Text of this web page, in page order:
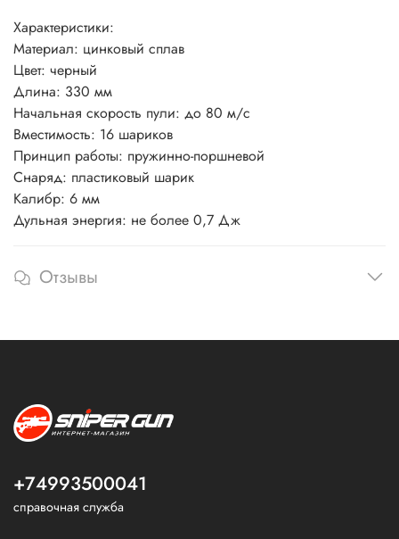
Характеристики:
Материал: цинковый сплав
Цвет: черный
Длина: 330 мм
Начальная скорость пули: до 80 м/с
Вместимость: 16 шариков
Принцип работы: пружинно-поршневой
Снаряд: пластиковый шарик
Калибр: 6 мм
Дульная энергия: не более 0,7 Дж
Отзывы
+74993500041
справочная служба